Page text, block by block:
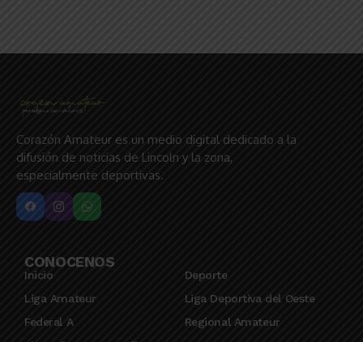
Corazón Amateur es un medio digital dedicado a la
difusión de noticias de Lincoln y la zona,
especialmente deportivas.
CONOCENOS
Inicio
Deporte
Liga Amateur
Liga Deportiva del Oeste
Federal A
Regional Amateur